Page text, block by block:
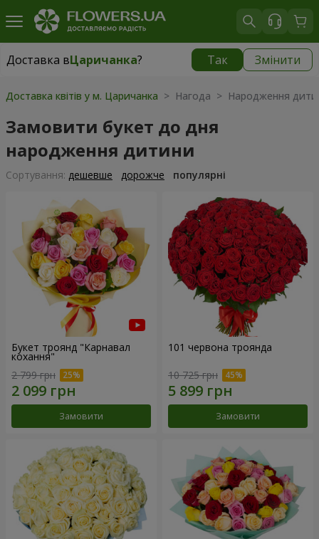
Доставка вЦаричанка? Так Змінити
Доставка вЦаричанка|
Доставка квітів у м. Царичанка > Нагода > Народження
Замовити букет до дня
народження дитини
Сортування: дешевше дорожче популярні
Букет троянд "Карнавал
кохання"
2 799 грн
Замовити
101 червона троянда
10 725 грн
Замовити